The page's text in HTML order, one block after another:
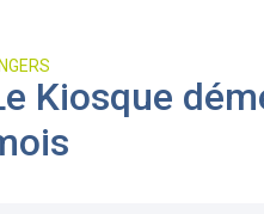
Kiosque